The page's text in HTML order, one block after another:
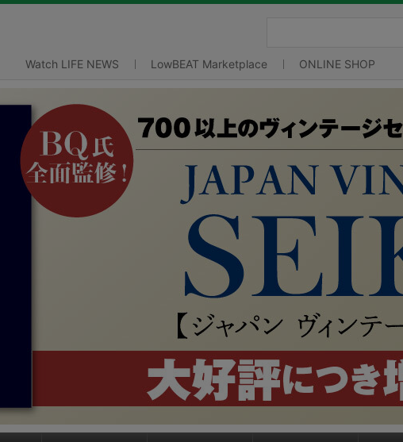
Watch LIFE NEWS LowBEAT Marketplace ONLINE SHOP